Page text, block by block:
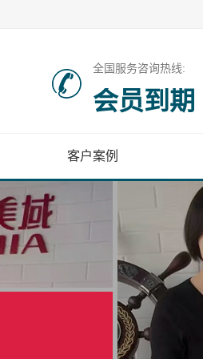
全国服务咨询热线:
会员到期
客户案例